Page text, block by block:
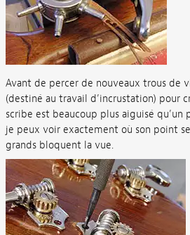
Avant de percer de nouveaux trous de
(destiné au travail d’incrustation) pour
scribe est beaucoup plus aiguisé
je peux voir exactement où son point
grands bloquent la vue.